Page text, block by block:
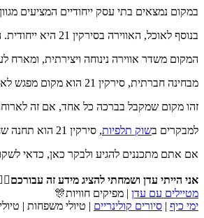
במקום נמצאים בתי עסק ייחודיים המציעים
בנוסף לאוכל, האווירה בסירקין 21 היא ייחודית. החלל מעוצב במראה אורבני אמנותי, עם גרפיטי על הקירות ותאורה טבעית שחודרת אל המבנה.
המקום משדר אווירה נינוחה ויצירתית, ומארח
מבחינה חברתית, סירקין 21 הוא מקום מפגש לאנשים שמחפשים מקום בילוי עם אווירה נעימה ואנרגיה חיובית.
זהו מקום שמקבל בברכה כל אחד, אם זה
למבקרים בשוק תלפיות, סירקין 21 הוא תחנה שחובה לעבור בה, חוויית אוכל ותרבות שמבטאת את ההתחדשות והפיתוח של השוק המפורסם.
אם אתם מתכננים להגיע ולבקר כאן, כדאי
אני הייתי עדן ושמחתי להציג מידע זה
מטיילים עם עדן | מפיקים חוויות🎊
ימי כיף | סיורים קולינריים | טיולי משפחות |